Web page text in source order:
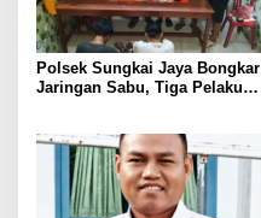
Polsek Sungkai Jaya Bongkar
Jaringan Sabu, Tiga Pelaku